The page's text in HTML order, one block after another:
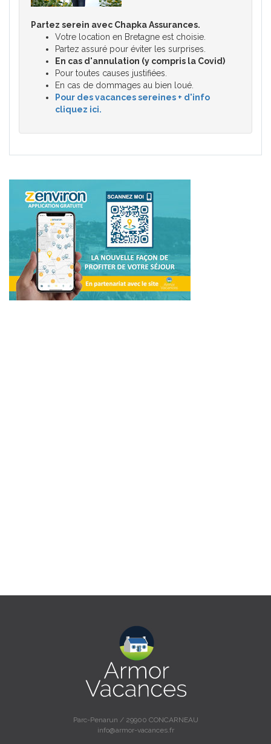
Partez serein avec Chapka Assurances.
Votre location en Bretagne est choisie.
Partez assuré pour éviter les surprises.
En cas d'annulation (y compris la Covid)
Pour toutes causes justifiées.
En cas de dommages au bien loué.
Pour des vacances sereines + d'info
cliquez ici.
Parc-Penarun / 29900 CONCARNEAU
info@armor-vacances.fr